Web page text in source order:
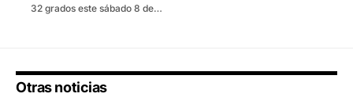
32 grados este sábado 8 de…
Otras noticias